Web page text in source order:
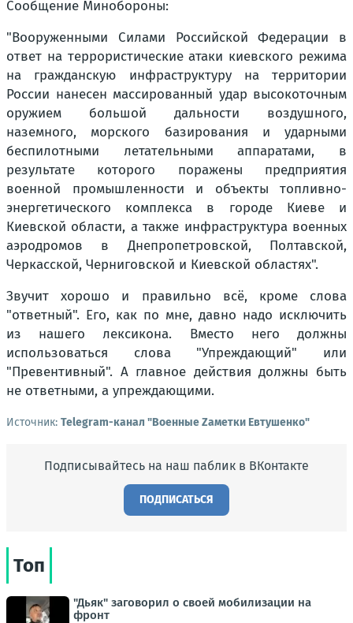
Сообщение Минобороны:
"Вооруженными Силами Российской Федерации в
ответ на террористические атаки киевского режима
на гражданскую инфраструктуру на территории
России нанесен массированный удар высокоточным
оружием большой дальности воздушного,
наземного, морского базирования и ударными
беспилотными летательными аппаратами, в
результате которого поражены предприятия
военной промышленности и объекты топливно-
энергетического комплекса в городе Киеве и
Киевской области, а также инфраструктура военных
аэродромов в Днепропетровской, Полтавской,
Черкасской, Черниговской и Киевской областях".
Звучит хорошо и правильно всё, кроме слова
"ответный". Его, как по мне, давно надо исключить
из нашего лексикона. Вместо него должны
использоваться слова "Упреждающий" или
"Превентивный". А главное действия должны быть
не ответными, а упреждающими.
Источник: Telegram-канал "Военные Zаметки Евтушенко"
Подписывайтесь на наш паблик в ВКонтакте
ПОДПИСАТЬСЯ
Топ
"Дьяк" заговорил о своей мобилизации на
фронт